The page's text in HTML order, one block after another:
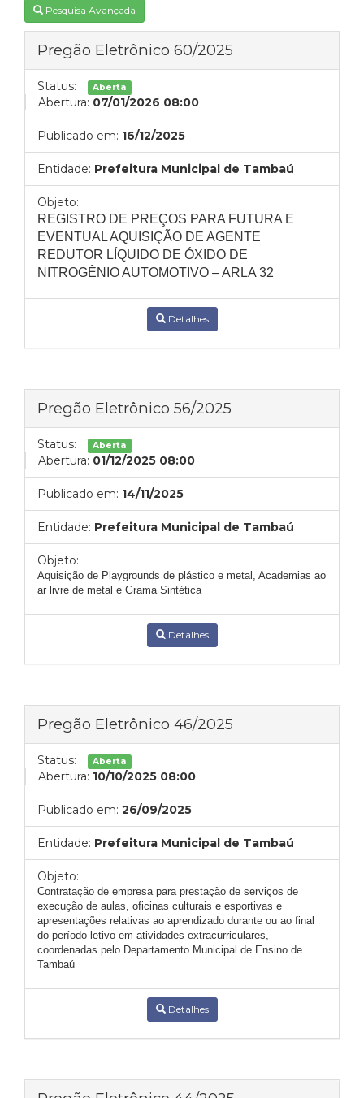
Pesquisa Avançada
Pregão Eletrônico 60/2025
Status: Aberta
Abertura: 07/01/2026 08:00
Publicado em: 16/12/2025
Entidade: Prefeitura Municipal de Tambaú
Objeto:
REGISTRO DE PREÇOS PARA FUTURA E
EVENTUAL AQUISIÇÃO DE AGENTE
REDUTOR LÍQUIDO DE ÓXIDO DE
NITROGÊNIO AUTOMOTIVO – ARLA 32
Detalhes
Pregão Eletrônico 56/2025
Status: Aberta
Abertura: 01/12/2025 08:00
Publicado em: 14/11/2025
Entidade: Prefeitura Municipal de Tambaú
Objeto:
Aquisição de Playgrounds de plástico e metal, Academias ao
ar livre de metal e Grama Sintética
Detalhes
Pregão Eletrônico 46/2025
Status: Aberta
Abertura: 10/10/2025 08:00
Publicado em: 26/09/2025
Entidade: Prefeitura Municipal de Tambaú
Objeto:
Contratação de empresa para prestação de serviços de
execução de aulas, oficinas culturais e esportivas e
apresentações relativas ao aprendizado durante ou ao final
do período letivo em atividades extracurriculares,
coordenadas pelo Departamento Municipal de Ensino de
Tambaú
Detalhes